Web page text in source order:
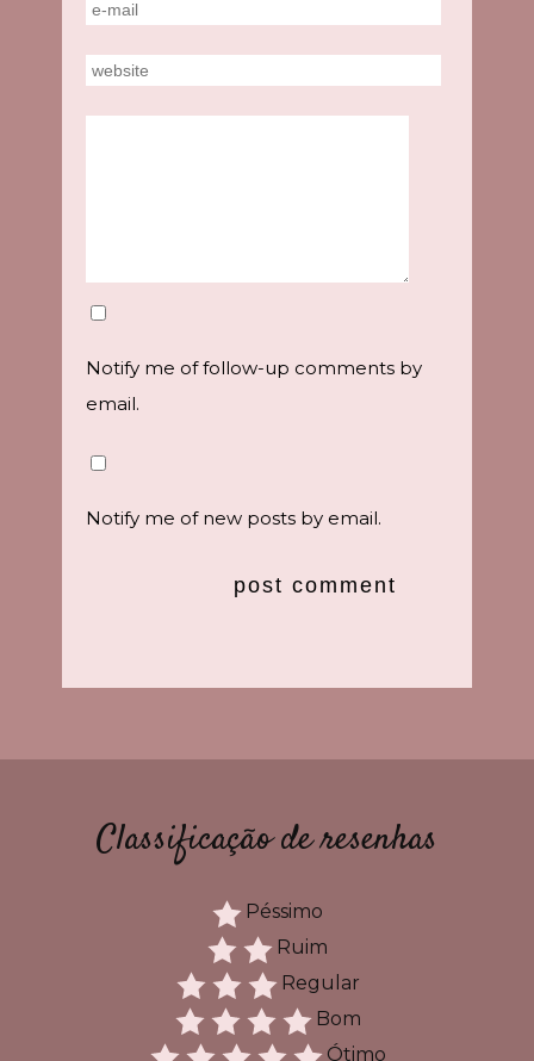
Notify me of follow-up comments by
email.
Notify me of new posts by email.
Classificação de resenhas
Péssimo
Ruim
Regular
Bom
Ótimo